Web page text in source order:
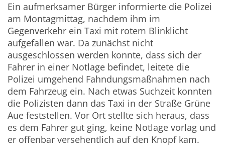
Ein aufmerksamer Bürger informierte die Polizei
am Montagmittag, nachdem ihm im
Gegenverkehr ein Taxi mit rotem Blinklicht
aufgefallen war. Da zunächst nicht
ausgeschlossen werden konnte, dass sich der
Fahrer in einer Notlage befindet, leitete die
Polizei umgehend Fahndungsmaßnahmen nach
dem Fahrzeug ein. Nach etwas Suchzeit konnten
die Polizisten dann das Taxi in der Straße Grüne
Aue feststellen. Vor Ort stellte sich heraus, dass
es dem Fahrer gut ging, keine Notlage vorlag und
er offenbar versehentlich auf den Knopf kam.